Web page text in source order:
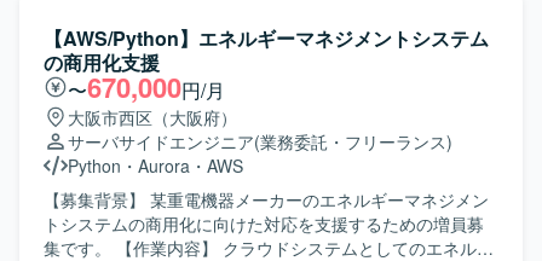
近のメインはPHP、Pythonによる開発となりますが、案件
状況次第で変更の可能性があります。 【求める人物像】 エ
ッジ端末制御開発に主体的に取り組み、設計からテストま
で一貫して対応いただける方を求めております。 【ポジシ
ョンの魅力】 少数精鋭の体制の中で、設計から開発、試験
まで幅広い工程に関わることができる環境です。 【開発環
境】 Python、PHP、C言語を用いたエッジ端末制御開発環
境です。
【AWS/Python】エネルギーマネジメントシステム
の商用化支援
〜670,000円/月
大阪市西区（大阪府）
サーバサイドエンジニア(業務委託・フリーランス)
Python ・ Aurora ・ AWS
【募集背景】 某重電機器メーカーのエネルギーマネジメン
トシステムの商用化に向けた対応を支援するための増員募
集です。 【作業内容】 クラウドシステムとしてのエネルギ